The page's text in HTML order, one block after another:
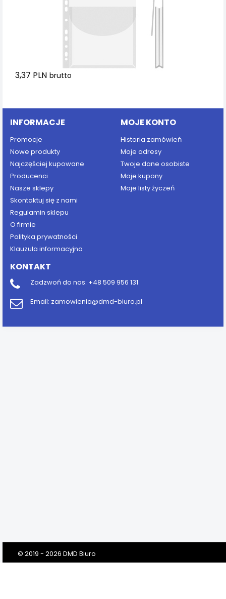
3,37 PLN brutto
INFORMACJE
Promocje
Nowe produkty
Najczęściej kupowane
Producenci
Nasze sklepy
Skontaktuj się z nami
Regulamin sklepu
O firmie
Polityka prywatności
Klauzula informacyjna
MOJE KONTO
Historia zamówień
Moje adresy
Twoje dane osobiste
Moje kupony
Moje listy życzeń
KONTAKT
Zadzwoń do nas: +48 509 956 131
Email: zamowienia@dmd-biuro.pl
© 2019 - 2026 DMD Biuro